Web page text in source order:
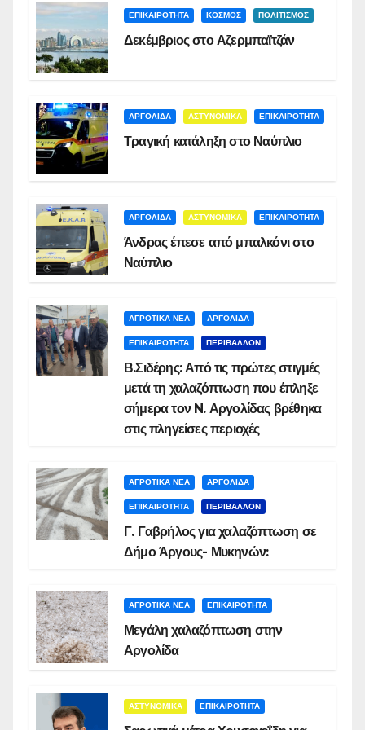
ΕΠΙΚΑΙΡΟΤΗΤΑ ΚΟΣΜΟΣ ΠΟΛΙΤΙΣΜΟΣ
Δεκέμβριος στο Αζερμπαϊτζάν
ΑΡΓΟΛΙΔΑ ΑΣΤΥΝΟΜΙΚΑ ΕΠΙΚΑΙΡΟΤΗΤΑ
Τραγική κατάληξη στο Ναύπλιο
ΑΡΓΟΛΙΔΑ ΑΣΤΥΝΟΜΙΚΑ ΕΠΙΚΑΙΡΟΤΗΤΑ
Άνδρας έπεσε από μπαλκόνι στο
Ναύπλιο
ΑΓΡΟΤΙΚΑ ΝΕΑ ΑΡΓΟΛΙΔΑ
ΕΠΙΚΑΙΡΟΤΗΤΑ ΠΕΡΙΒΑΛΛΟΝ
Β.Σιδέρης: Από τις πρώτες στιγμές
μετά τη χαλαζόπτωση που έπληξε
σήμερα τον N. Αργολίδας βρέθηκα
στις πληγείσες περιοχές
ΑΓΡΟΤΙΚΑ ΝΕΑ ΑΡΓΟΛΙΔΑ
ΕΠΙΚΑΙΡΟΤΗΤΑ ΠΕΡΙΒΑΛΛΟΝ
Γ. Γαβρήλος για χαλαζόπτωση σε
Δήμο Άργους- Μυκηνών:
ΑΓΡΟΤΙΚΑ ΝΕΑ ΕΠΙΚΑΙΡΟΤΗΤΑ
Μεγάλη χαλαζόπτωση στην
Αργολίδα
ΑΣΤΥΝΟΜΙΚΑ ΕΠΙΚΑΙΡΟΤΗΤΑ